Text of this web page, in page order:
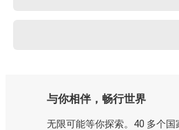
与你相伴，畅行世界
无限可能等你探索。40 多个